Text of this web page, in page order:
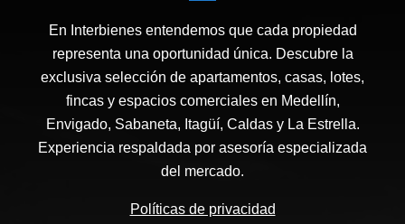
En Interbienes entendemos que cada propiedad
representa una oportunidad única. Descubre la
exclusiva selección de apartamentos, casas, lotes,
fincas y espacios comerciales en Medellín,
Envigado, Sabaneta, Itagüí, Caldas y La Estrella.
Experiencia respaldada por asesoría especializada
del mercado.
Políticas de privacidad